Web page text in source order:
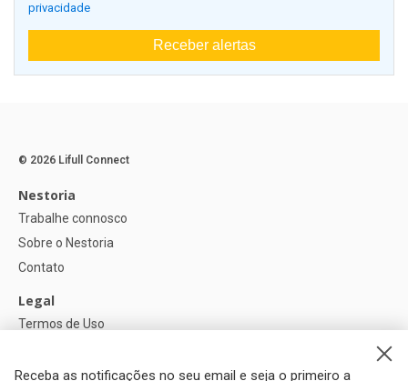
privacidade
Receber alertas
Receba as notificações no seu email e seja o primeiro a
© 2026 Lifull Connect
Nestoria
Trabalhe connosco
Sobre o Nestoria
Contato
Legal
Termos de Uso
Política de Cookies